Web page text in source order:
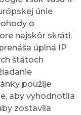
únie
o
najskôr skráti.
úplná IP
štátoch
použije
aby vyhodnotila
zostavila